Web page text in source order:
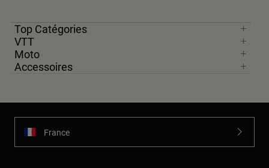
Top Catégories
VTT
Moto
Accessoires
France